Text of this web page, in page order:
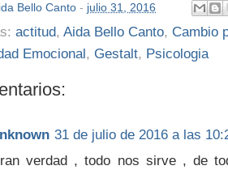
Bello Canto - julio 31, 2016
actitud, Aida Bello Canto, Cambio
Emocional, Gestalt, Psicologia
31 de julio de 2016 a las
verdad , todo nos sirve , de